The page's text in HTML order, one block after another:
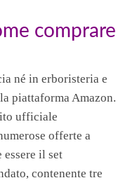
comprare
né in erboristeria e
piattaforma Amazon.
ufficiale
offerte a
essere il set
contenente tre